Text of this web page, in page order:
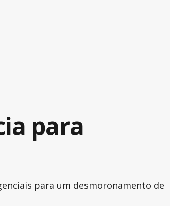
para
para um desmoronamento de